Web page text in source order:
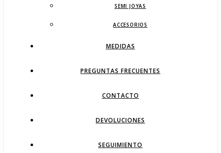
SEMI JOYAS
ACCESORIOS
MEDIDAS
PREGUNTAS FRECUENTES
CONTACTO
DEVOLUCIONES
SEGUIMIENTO